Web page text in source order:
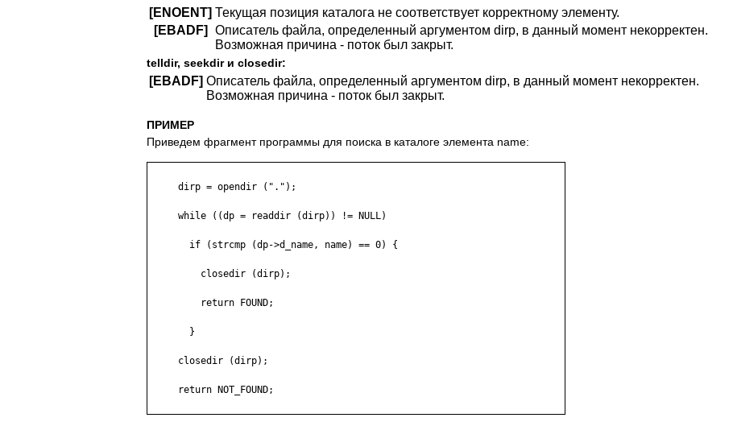
[ENOENT] Текущая позиция каталога не соответствует корректному элементу.
[EBADF]
Описатель файла, определенный аргументом dirp, в данный момент некорректен.
Возможная причина - поток был закрыт.
telldir, seekdir и closedir:
[EBADF] Описатель файла, определенный аргументом dirp, в данный момент некорректен.
Возможная причина - поток был закрыт.
ПРИМЕР
Приведем фрагмент программы для поиска в каталоге элемента name:
     dirp = opendir (".");
     while ((dp = readdir (dirp)) != NULL)
       if (strcmp (dp->d_name, name) == 0) {
         closedir (dirp);
         return FOUND;
       }
     closedir (dirp);
     return NOT_FOUND;